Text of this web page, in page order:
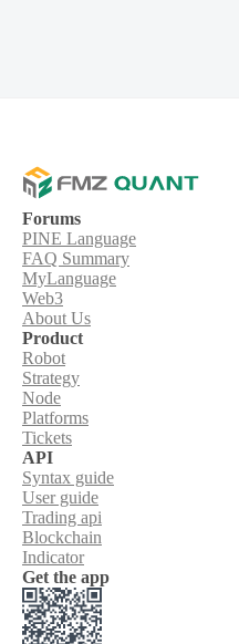
Forums
PINE Language
FAQ Summary
MyLanguage
Web3
About Us
Product
Robot
Strategy
Node
Platforms
Tickets
API
Syntax guide
User guide
Trading api
Blockchain
Indicator
Get the app